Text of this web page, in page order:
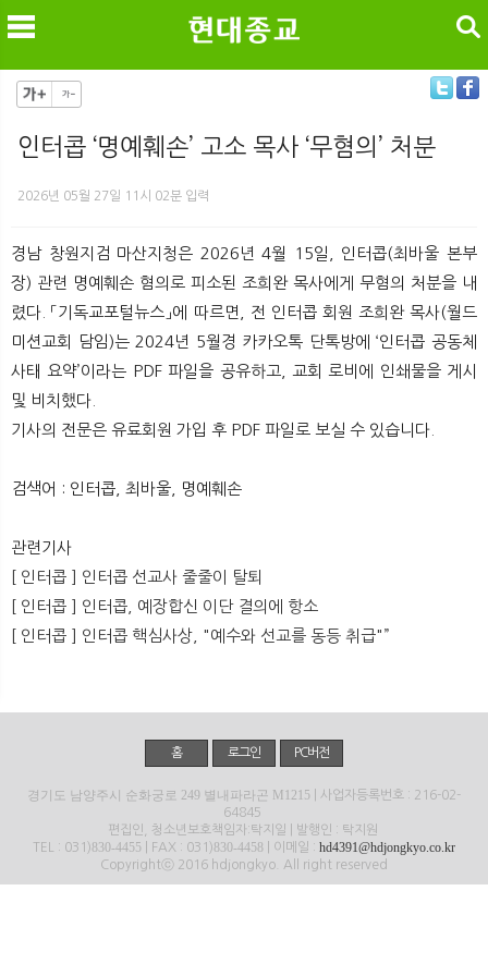
검색
인터콥 ‘명예훼손’ 고소 목사 ‘무혐의’ 처분
2026년 05월 27일 11시 02분 입력
경남 창원지검 마산지청은 2026년 4월 15일, 인터콥(최바울 본부
장) 관련 명예훼손 혐의로 피소된 조희완 목사에게 무혐의 처분을 내
렸다. 「기독교포털뉴스」에 따르면, 전 인터콥 회원 조희완 목사(월드
미션교회 담임)는 2024년 5월경 카카오톡 단톡방에 ‘인터콥 공동체
사태 요약’이라는 PDF 파일을 공유하고, 교회 로비에 인쇄물을 게시
및 비치했다.
기사의 전문은 유료회원 가입 후 PDF 파일로 보실 수 있습니다.
검색어 : 인터콥, 최바울, 명예훼손
관련기사
[ 인터콥 ] 인터콥 선교사 줄줄이 탈퇴
[ 인터콥 ] 인터콥, 예장합신 이단 결의에 항소
[ 인터콥 ] 인터콥 핵심사상, "예수와 선교를 동등 취급"”
홈 로그인 PC버전
경기도 남양주시 순화궁로 249 별내파라곤 M1215 | 사업자등록번호 : 216-02-
64845
편집인, 청소년보호책임자:탁지일 | 발행인 : 탁지원
TEL : 031)830-4455 | FAX : 031)830-4458 | 이메일 : hd4391@hdjongkyo.co.kr
Copyrightⓒ 2016 hdjongkyo. All right reserved